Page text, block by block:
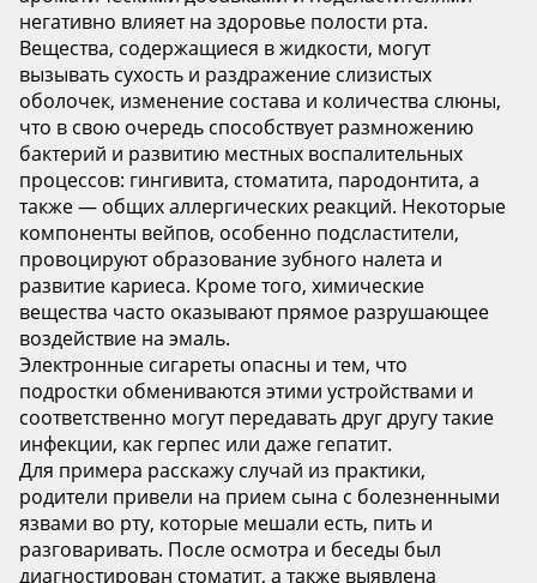
негативно влияет на здоровье полости рта.
Вещества, содержащиеся в жидкости, могут
вызывать сухость и раздражение слизистых
оболочек, изменение состава и количества слюны,
что в свою очередь способствует размножению
бактерий и развитию местных воспалительных
процессов: гингивита, стоматита, пародонтита, а
также — общих аллергических реакций. Некоторые
компоненты вейпов, особенно подсластители,
провоцируют образование зубного налета и
развитие кариеса. Кроме того, химические
вещества часто оказывают прямое разрушающее
воздействие на эмаль.
Электронные сигареты опасны и тем, что
подростки обмениваются этими устройствами и
соответственно могут передавать друг другу такие
инфекции, как герпес или даже гепатит.
Для примера расскажу случай из практики,
родители привели на прием сына с болезненными
язвами во рту, которые мешали есть, пить и
разговаривать. После осмотра и беседы был
диагностирован стоматит, а также выявлена